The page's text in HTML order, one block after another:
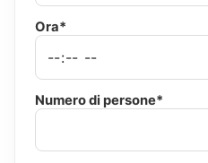
Ora*
Numero di persone*